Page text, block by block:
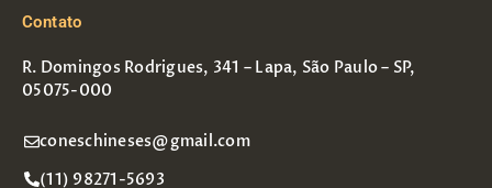
Contato
R. Domingos Rodrigues, 341 – Lapa, São Paulo – SP,
05075-000
coneschineses@gmail.com
(11) 98271-5693